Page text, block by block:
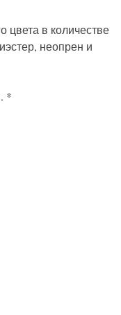
цвета в количестве
, неопрен и
. *